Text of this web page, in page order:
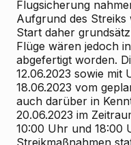
Flugsicherung
Aufgrund des Streiks
Start daher
Flüge wären jedoch
abgefertigt worden.
12.06.2023 sowie mit
18.06.2023 vom
auch darüber in
20.06.2023 im
10:00 Uhr und 18:00
Streikmaßnahmen